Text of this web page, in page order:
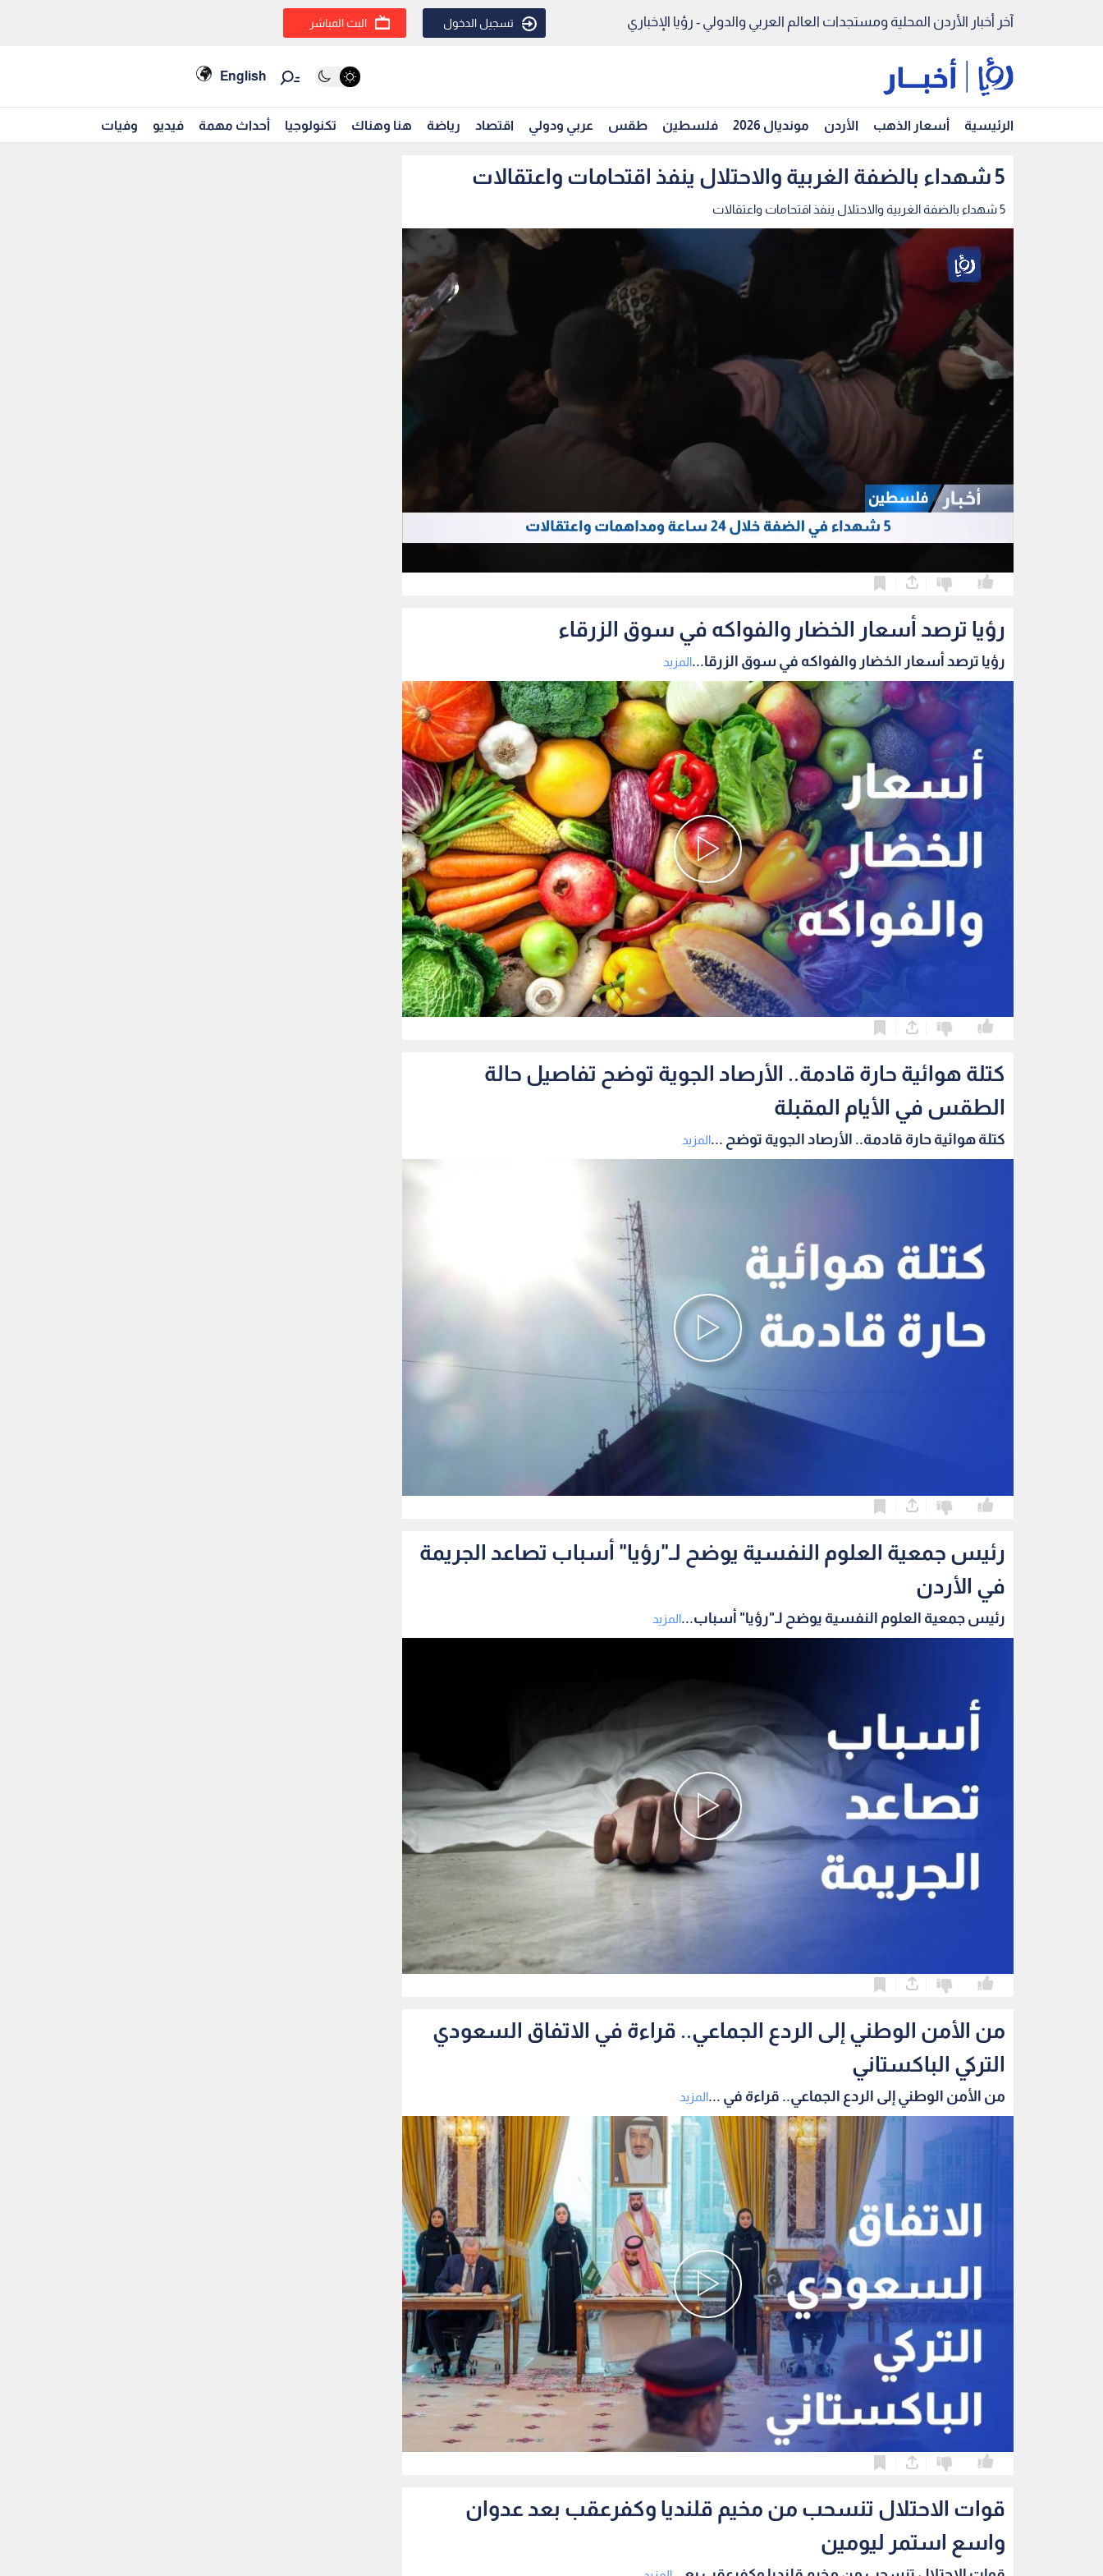
آخر أخبار الأردن المحلية ومستجدات العالم العربي والدولي - رؤيا الإخباري تسجيل الدخول البث المباشر
English
الرئيسية أسعار الذهب الأردن مونديال 2026 فلسطين طقس عربي ودولي اقتصاد رياضة هنا وهناك تكنولوجيا أحداث مهمة فيديو وفيات
5 شهداء بالضفة الغربية والاحتلال ينفذ اقتحامات واعتقالات
5 شهداء بالضفة الغربية والاحتلال ينفذ اقتحامات واعتقالات
رؤيا ترصد أسعار الخضار والفواكه في سوق الزرقاء
رؤيا ترصد أسعار الخضار والفواكه في سوق الزرقا...المزيد
كتلة هوائية حارة قادمة.. الأرصاد الجوية توضح تفاصيل حالة
الطقس في الأيام المقبلة
كتلة هوائية حارة قادمة.. الأرصاد الجوية توضح ...المزيد
رئيس جمعية العلوم النفسية يوضح لـ"رؤيا" أسباب تصاعد الجريمة
في الأردن
رئيس جمعية العلوم النفسية يوضح لـ"رؤيا" أسباب...المزيد
من الأمن الوطني إلى الردع الجماعي.. قراءة في الاتفاق السعودي
التركي الباكستاني
من الأمن الوطني إلى الردع الجماعي.. قراءة في ...المزيد
قوات الاحتلال تنسحب من مخيم قلنديا وكفرعقب بعد عدوان
واسع استمر ليومين